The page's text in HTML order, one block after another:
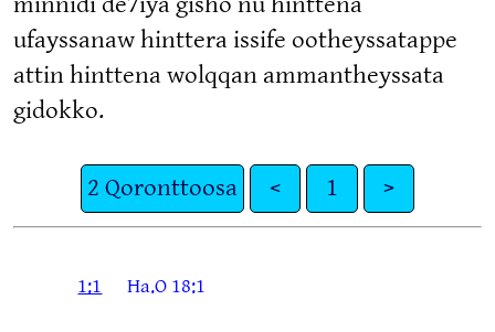
ufayssanaw hinttera issife ootheyssatappe
attin hinttena wolqqan ammantheyssata
gidokko.
2 Qoronttoosa < 1 >
1:1 Ha.O 18:1